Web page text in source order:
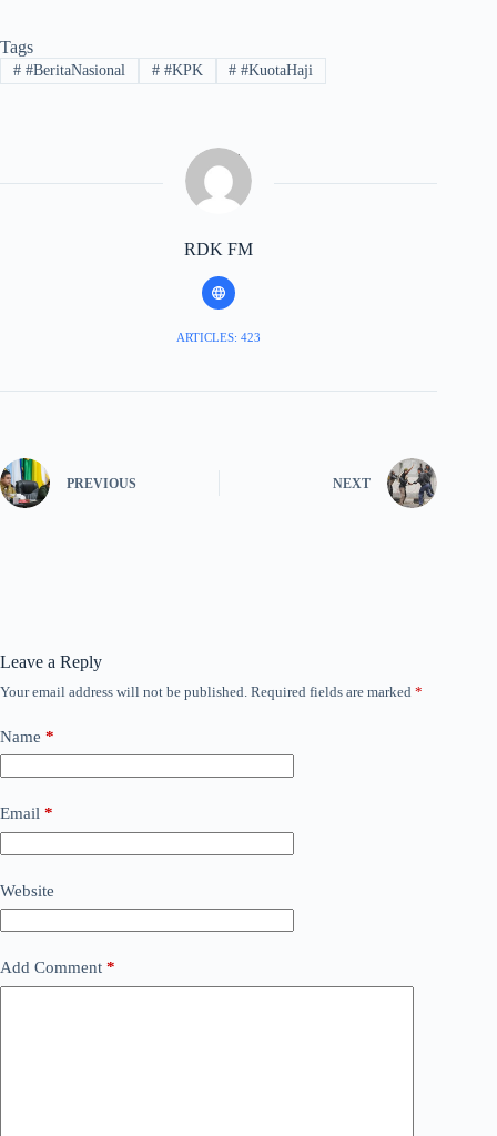
Tags
##BeritaNasional ##KPK # #KuotaHaji
RDK FM
ARTICLES: 423
PREVIOUS NEXT
Leave a Reply
Your email address will not be published. Required fields are marked *
Name *
Email *
Website
Add Comment *